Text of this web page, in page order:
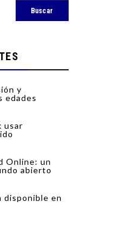
y
edades
usar
Online: un
abierto
disponible en